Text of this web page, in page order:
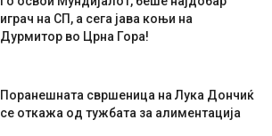
играч на СП, а сега јава коњи на
Дурмитор во Црна Гора!
Поранешната свршеница на Лука Дончиќ
се откажа од тужбата за алиментација